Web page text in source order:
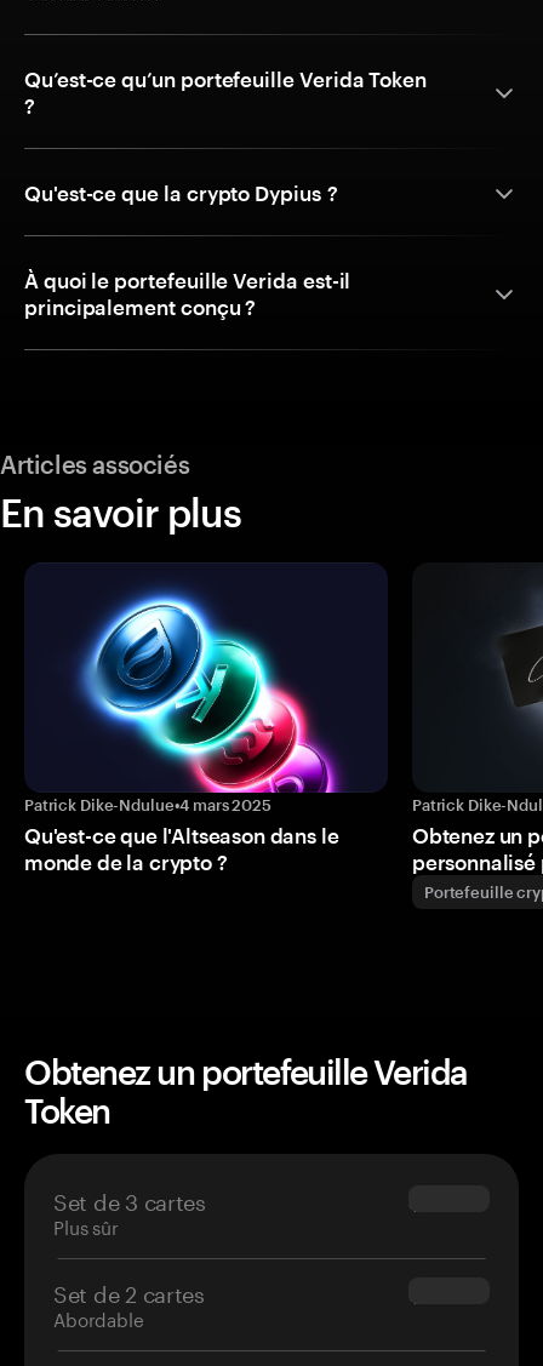
Qu’est-ce qu’un portefeuille Verida Token
?
Qu'est-ce que la crypto Dypius ?
À quoi le portefeuille Verida est-il
principalement conçu ?
Articles associés
En savoir plus
Patrick Dike-Ndulue•4 mars 2025
Qu'est-ce que l'Altseason dans le
monde de la crypto ?
Patrick Dike-
Obtenez un
personnalisé
Portefeuille
Obtenez un portefeuille Verida
Token
Set de 3 cartes
Plus sûr
$69.90
Set de 2 cartes
Abordable
$54.90